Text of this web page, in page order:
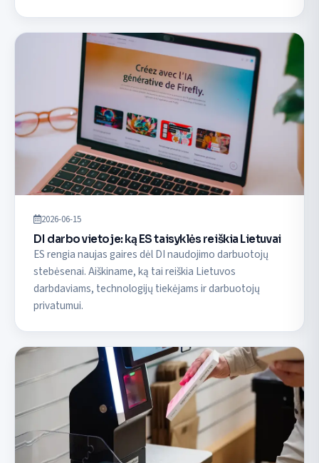
2026-06-15
DI darbo vietoje: ką ES taisyklės reiškia Lietuvai
ES rengia naujas gaires dėl DI naudojimo darbuotojų
stebėsenai. Aiškiname, ką tai reiškia Lietuvos
darbdaviams, technologijų tiekėjams ir darbuotojų
privatumui.